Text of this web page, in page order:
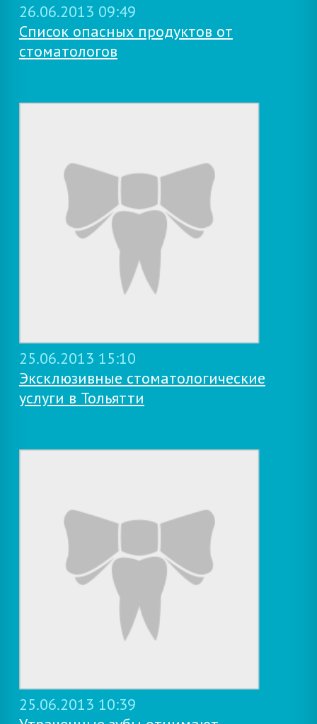
26.06.2013 09:49
Список опасных продуктов от
стоматологов
25.06.2013 15:10
Эксклюзивные стоматологические
услуги в Тольятти
25.06.2013 10:39